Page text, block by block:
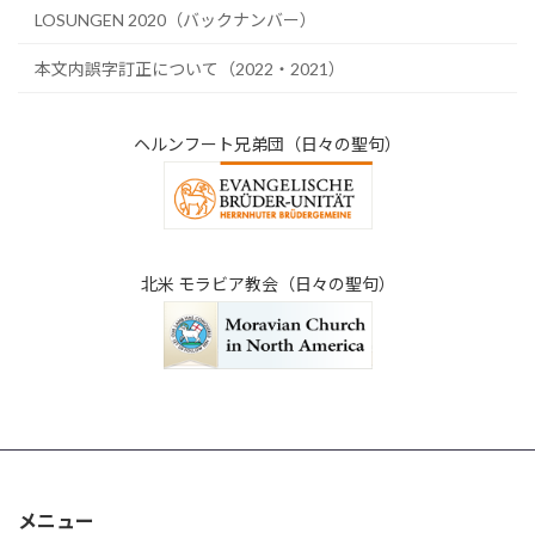
LOSUNGEN 2020（バックナンバー）
本文内誤字訂正について（2022・2021）
ヘルンフート兄弟団（日々の聖句）
北米 モラビア教会（日々の聖句）
メニュー